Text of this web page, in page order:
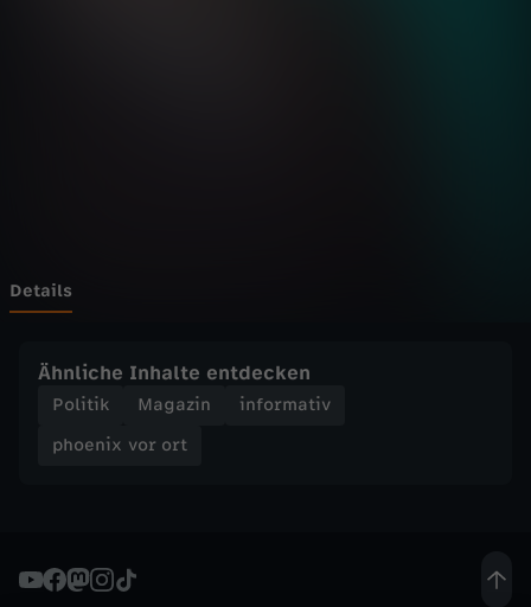
t
Z
A
Details
Ähnliche Inhalte entdecken
Politik Magazin
informativ
phoenix vor ort